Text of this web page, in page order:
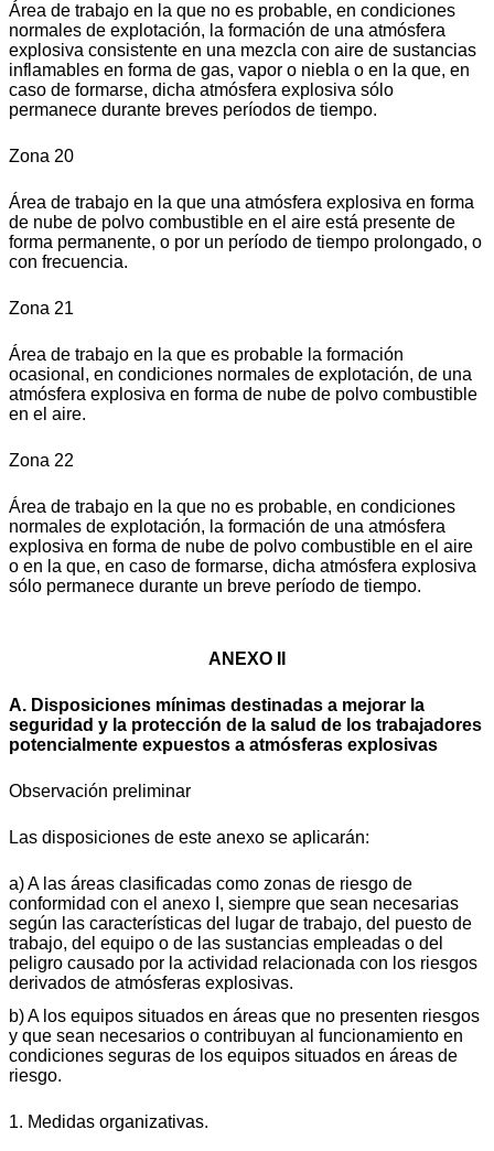
Área de trabajo en la que no es probable, en condiciones
normales de explotación, la formación de una atmósfera
explosiva consistente en una mezcla con aire de sustancias
inflamables en forma de gas, vapor o niebla o en la que, en
caso de formarse, dicha atmósfera explosiva sólo
permanece durante breves períodos de tiempo.
Zona 20
Área de trabajo en la que una atmósfera explosiva en forma
de nube de polvo combustible en el aire está presente de
forma permanente, o por un período de tiempo prolongado, o
con frecuencia.
Zona 21
Área de trabajo en la que es probable la formación
ocasional, en condiciones normales de explotación, de una
atmósfera explosiva en forma de nube de polvo combustible
en el aire.
Zona 22
Área de trabajo en la que no es probable, en condiciones
normales de explotación, la formación de una atmósfera
explosiva en forma de nube de polvo combustible en el aire
o en la que, en caso de formarse, dicha atmósfera explosiva
sólo permanece durante un breve período de tiempo.
ANEXO II
A. Disposiciones mínimas destinadas a mejorar la
seguridad y la protección de la salud de los trabajadores
potencialmente expuestos a atmósferas explosivas
Observación preliminar
Las disposiciones de este anexo se aplicarán:
a) A las áreas clasificadas como zonas de riesgo de
conformidad con el anexo I, siempre que sean necesarias
según las características del lugar de trabajo, del puesto de
trabajo, del equipo o de las sustancias empleadas o del
peligro causado por la actividad relacionada con los riesgos
derivados de atmósferas explosivas.
b) A los equipos situados en áreas que no presenten riesgos
y que sean necesarios o contribuyan al funcionamiento en
condiciones seguras de los equipos situados en áreas de
riesgo.
1. Medidas organizativas.